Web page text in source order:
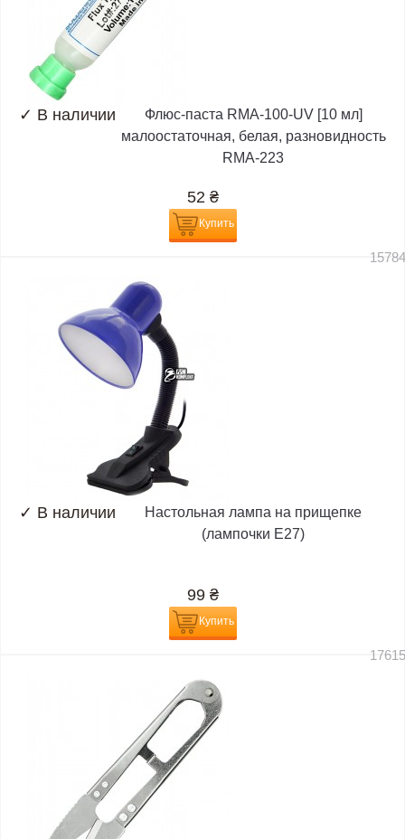
✓ В наличии
Флюс-паста RMA-100-UV [10 мл]
малоостаточная, белая, разновидность
RMA-223
52 ₴
Купить
✓ В наличии
Настольная лампа на прищепке
(лампочки E27)
99 ₴
Купить